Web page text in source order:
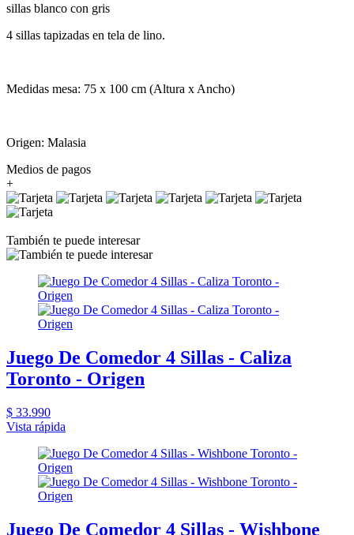
sillas blanco con gris
4 sillas tapizadas en tela de lino.
Medidas mesa: 75 x 100 cm (Altura x Ancho)
Origen: Malasia
Medios de pagos
+
También te puede interesar
Juego De Comedor 4 Sillas - Caliza
Toronto - Origen
$ 33.990
Vista rápida
Juego De Comedor 4 Sillas - Wishbone